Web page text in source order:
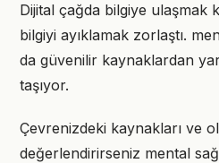
Dijital çağda bilgiye ulaşmak
bilgiyi ayıklamak zorlaştı.
da güvenilir kaynaklardan
taşıyor.
Çevrenizdeki kaynakları ve
değerlendirirseniz mental